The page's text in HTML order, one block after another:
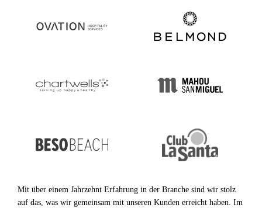
Mit über einem Jahrzehnt Erfahrung in der Branche sind wir stolz
auf das, was wir gemeinsam mit unseren Kunden erreicht haben. Im